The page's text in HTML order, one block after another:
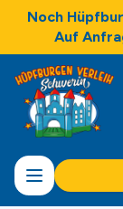
Noch
Auf